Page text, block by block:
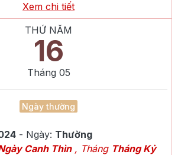
Xem chi tiết
THỨ NĂM
16
Tháng 05
Ngày thường
- Ngày: Thường
Canh Thìn, Tháng Tháng Kỷ